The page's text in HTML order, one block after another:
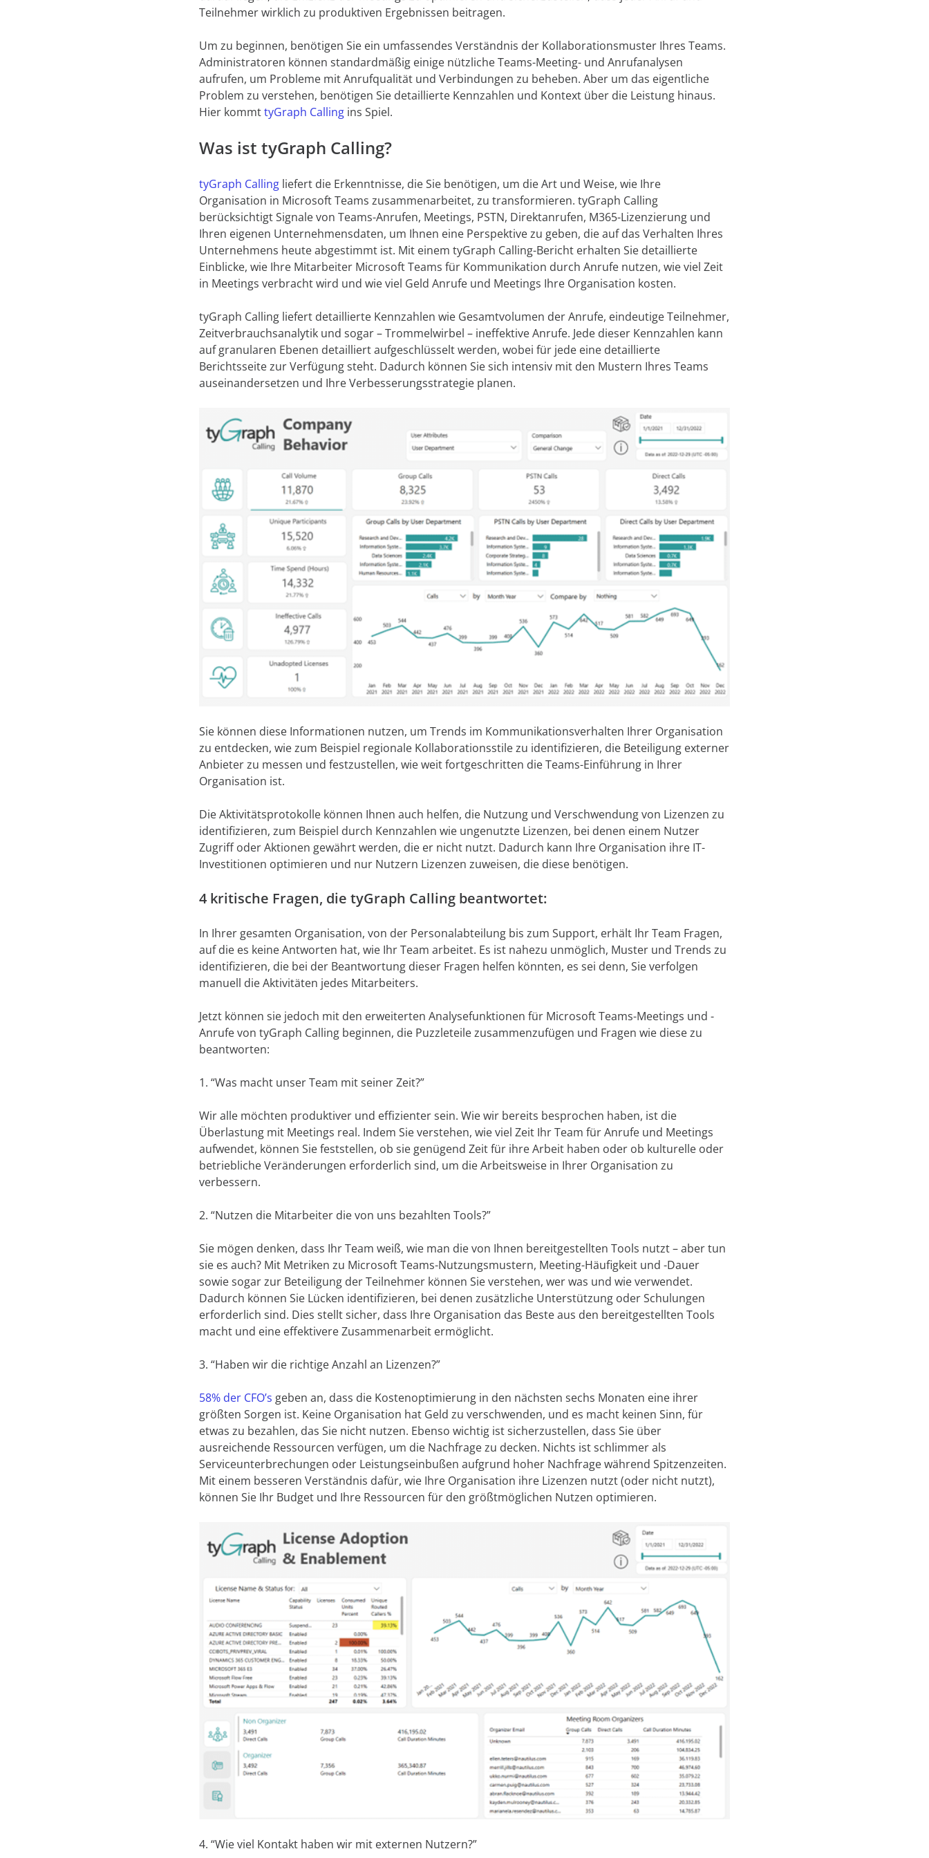
Teilnehmer wirklich zu produktiven Ergebnissen beitragen.
Um zu beginnen, benötigen Sie ein umfassendes Verständnis der Kollaborationsmuster Ihres Teams.
Administratoren können standardmäßig einige nützliche Teams-Meeting- und Anrufanalysen
aufrufen, um Probleme mit Anrufqualität und Verbindungen zu beheben. Aber um das eigentliche
Problem zu verstehen, benötigen Sie detaillierte Kennzahlen und Kontext über die Leistung hinaus.
Hier kommttyGraph Calling ins Spiel.
Was ist tyGraph Calling?
tyGraph Calling liefert die Erkenntnisse, die Sie benötigen, um die Art und Weise, wie Ihre
Organisation in Microsoft Teams zusammenarbeitet, zu transformieren. tyGraph Calling
berücksichtigt Signale von Teams-Anrufen, Meetings, PSTN, Direktanrufen, M365-Lizenzierung und
Ihren eigenen Unternehmensdaten, um Ihnen eine Perspektive zu geben, die auf das Verhalten Ihres
Unternehmens heute abgestimmt ist. Mit einem tyGraph Calling-Bericht erhalten Sie detaillierte
Einblicke, wie Ihre Mitarbeiter Microsoft Teams für Kommunikation durch Anrufe nutzen, wie viel Zeit
in Meetings verbracht wird und wie viel Geld Anrufe und Meetings Ihre Organisation kosten.
tyGraph Calling liefert detaillierte Kennzahlen wie Gesamtvolumen der Anrufe, eindeutige Teilnehmer,
Zeitverbrauchsanalytik und sogar – Trommelwirbel – ineffektive Anrufe. Jede dieser Kennzahlen kann
auf granularen Ebenen detailliert aufgeschlüsselt werden, wobei für jede eine detaillierte
Berichtsseite zur Verfügung steht. Dadurch können Sie sich intensiv mit den Mustern Ihres Teams
auseinandersetzen und Ihre Verbesserungsstrategie planen.
Sie können diese Informationen nutzen, um Trends im Kommunikationsverhalten Ihrer Organisation
zu entdecken, wie zum Beispiel regionale Kollaborationsstile zu identifizieren, die Beteiligung externer
Anbieter zu messen und festzustellen, wie weit fortgeschritten die Teams-Einführung in Ihrer
Organisation ist.
Die Aktivitätsprotokolle können Ihnen auch helfen, die Nutzung und Verschwendung von Lizenzen zu
identifizieren, zum Beispiel durch Kennzahlen wie ungenutzte Lizenzen, bei denen einem Nutzer
Zugriff oder Aktionen gewährt werden, die er nicht nutzt. Dadurch kann Ihre Organisation ihre IT-
Investitionen optimieren und nur Nutzern Lizenzen zuweisen, die diese benötigen.
4 kritische Fragen, die tyGraph Calling beantwortet:
In Ihrer gesamten Organisation, von der Personalabteilung bis zum Support, erhält Ihr Team Fragen,
auf die es keine Antworten hat, wie Ihr Team arbeitet. Es ist nahezu unmöglich, Muster und Trends zu
identifizieren, die bei der Beantwortung dieser Fragen helfen könnten, es sei denn, Sie verfolgen
manuell die Aktivitäten jedes Mitarbeiters.
Jetzt können sie jedoch mit den erweiterten Analysefunktionen für Microsoft Teams-Meetings und -
Anrufe von tyGraph Calling beginnen, die Puzzleteile zusammenzufügen und Fragen wie diese zu
beantworten:
1. “Was macht unser Team mit seiner Zeit?”
Wir alle möchten produktiver und effizienter sein. Wie wir bereits besprochen haben, ist die
Überlastung mit Meetings real. Indem Sie verstehen, wie viel Zeit Ihr Team für Anrufe und Meetings
aufwendet, können Sie feststellen, ob sie genügend Zeit für ihre Arbeit haben oder ob kulturelle oder
betriebliche Veränderungen erforderlich sind, um die Arbeitsweise in Ihrer Organisation zu
verbessern.
2. “Nutzen die Mitarbeiter die von uns bezahlten Tools?”
Sie mögen denken, dass Ihr Team weiß, wie man die von Ihnen bereitgestellten Tools nutzt – aber tun
sie es auch? Mit Metriken zu Microsoft Teams-Nutzungsmustern, Meeting-Häufigkeit und -Dauer
sowie sogar zur Beteiligung der Teilnehmer können Sie verstehen, wer was und wie verwendet.
Dadurch können Sie Lücken identifizieren, bei denen zusätzliche Unterstützung oder Schulungen
erforderlich sind. Dies stellt sicher, dass Ihre Organisation das Beste aus den bereitgestellten Tools
macht und eine effektivere Zusammenarbeit ermöglicht.
3. “Haben wir die richtige Anzahl an Lizenzen?”
58% der CFO’s geben an, dass die Kostenoptimierung in den nächsten sechs Monaten eine ihrer
größten Sorgen ist. Keine Organisation hat Geld zu verschwenden, und es macht keinen Sinn, für
etwas zu bezahlen, das Sie nicht nutzen. Ebenso wichtig ist sicherzustellen, dass Sie über
ausreichende Ressourcen verfügen, um die Nachfrage zu decken. Nichts ist schlimmer als
Serviceunterbrechungen oder Leistungseinbußen aufgrund hoher Nachfrage während Spitzenzeiten.
Mit einem besseren Verständnis dafür, wie Ihre Organisation ihre Lizenzen nutzt (oder nicht nutzt),
können Sie Ihr Budget und Ihre Ressourcen für den größtmöglichen Nutzen optimieren.
4. “Wie viel Kontakt haben wir mit externen Nutzern?”